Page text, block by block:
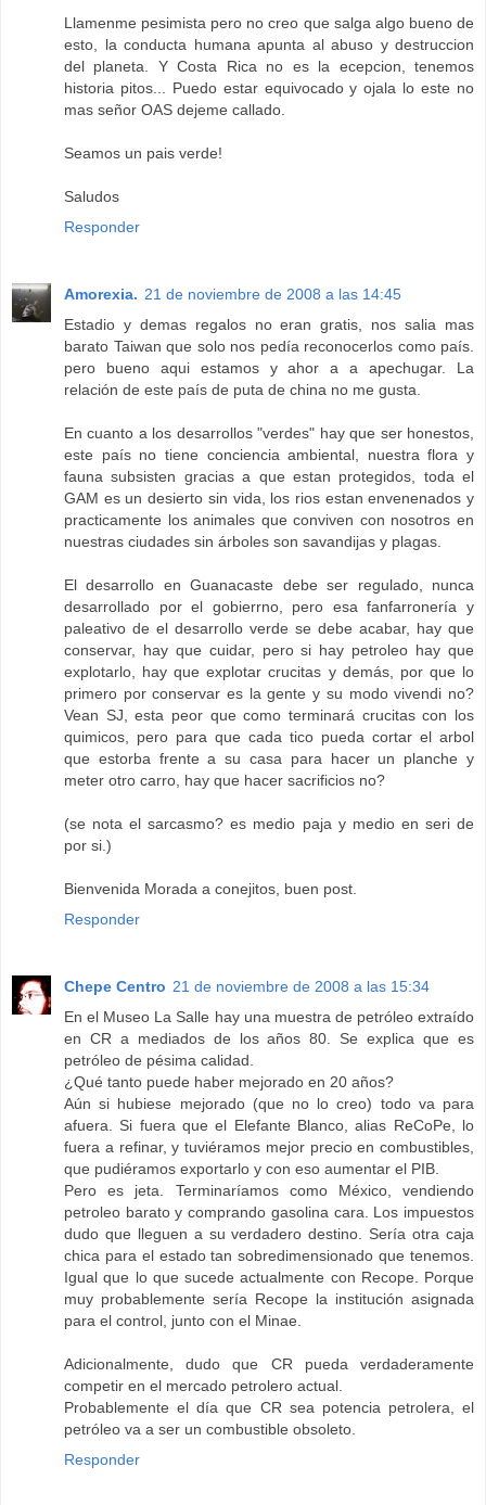
Llamenme pesimista pero no creo que salga algo bueno de
esto, la conducta humana apunta al abuso y destruccion
del planeta. Y Costa Rica no es la ecepcion, tenemos
historia pitos... Puedo estar equivocado y ojala lo este no
mas señor OAS dejeme callado.
Seamos un pais verde!
Saludos
Responder
Amorexia. 21 de noviembre de 2008 a las 14:45
Estadio y demas regalos no eran gratis, nos salia mas
barato Taiwan que solo nos pedía reconocerlos como país.
pero bueno aqui estamos y ahor a a apechugar. La
relación de este país de puta de china no me gusta.
En cuanto a los desarrollos "verdes" hay que ser honestos,
este país no tiene conciencia ambiental, nuestra flora y
fauna subsisten gracias a que estan protegidos, toda el
GAM es un desierto sin vida, los rios estan envenenados y
practicamente los animales que conviven con nosotros en
nuestras ciudades sin árboles son savandijas y plagas.
El desarrollo en Guanacaste debe ser regulado, nunca
desarrollado por el gobierrno, pero esa fanfarronería y
paleativo de el desarrollo verde se debe acabar, hay que
conservar, hay que cuidar, pero si hay petroleo hay que
explotarlo, hay que explotar crucitas y demás, por que lo
primero por conservar es la gente y su modo vivendi no?
Vean SJ, esta peor que como terminará crucitas con los
quimicos, pero para que cada tico pueda cortar el arbol
que estorba frente a su casa para hacer un planche y
meter otro carro, hay que hacer sacrificios no?
(se nota el sarcasmo? es medio paja y medio en seri de
por si.)
Bienvenida Morada a conejitos, buen post.
Responder
Chepe Centro 21 de noviembre de 2008 a las 15:34
En el Museo La Salle hay una muestra de petróleo extraído
en CR a mediados de los años 80. Se explica que es
petróleo de pésima calidad.
¿Qué tanto puede haber mejorado en 20 años?
Aún si hubiese mejorado (que no lo creo) todo va para
afuera. Si fuera que el Elefante Blanco, alias ReCoPe, lo
fuera a refinar, y tuviéramos mejor precio en combustibles,
que pudiéramos exportarlo y con eso aumentar el PIB.
Pero es jeta. Terminaríamos como México, vendiendo
petroleo barato y comprando gasolina cara. Los impuestos
dudo que lleguen a su verdadero destino. Sería otra caja
chica para el estado tan sobredimensionado que tenemos.
Igual que lo que sucede actualmente con Recope. Porque
muy probablemente sería Recope la institución asignada
para el control, junto con el Minae.
Adicionalmente, dudo que CR pueda verdaderamente
competir en el mercado petrolero actual.
Probablemente el día que CR sea potencia petrolera, el
petróleo va a ser un combustible obsoleto.
Responder